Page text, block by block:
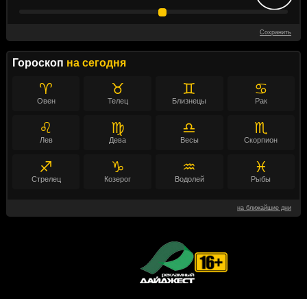
Сохранить
Гороскоп на сегодня
♈
Овен
♉
Телец
♊
Близнецы
♋
Рак
♌
Лев
♍
Дева
♎
Весы
♏
Скорпион
♐
Стрелец
♑
Козерог
♒
Водолей
♓
Рыбы
на ближайшие дни